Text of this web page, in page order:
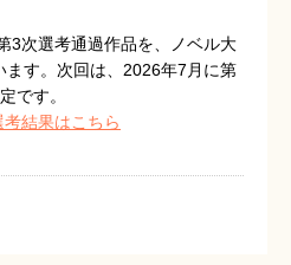
3次選考通過作品を、ノベル大
ます。次回は、2026年7月に第
です。
結果はこちら